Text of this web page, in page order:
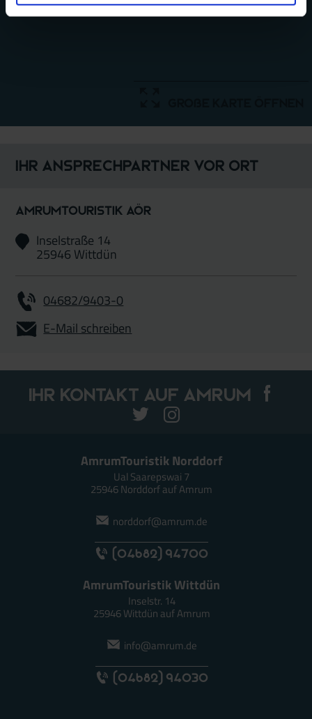
Ihr Ansprechpartner vor Ort
AmrumTouristik AöR
Inselstraße 14
25946 Wittdün
04682/9403-0
E-Mail schreiben
Ihr Kontakt auf Amrum
AmrumTouristik Norddorf
Ual Saarepswai 7
25946 Norddorf auf Amrum
norddorf@amrum.de
(04682) 94700
AmrumTouristik Wittdün
Inselstr. 14
25946 Wittdün auf Amrum
info@amrum.de
(04682) 94030